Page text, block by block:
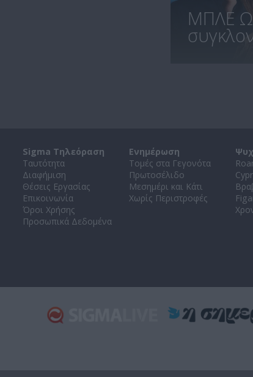
ΜΠΛΕ
Sigma Τηλεόραση
Ταυτότητα
Διαφήμιση
Θέσεις Εργασίας
Επικοινωνία
Όροι Χρήσης
Προσωπικά Δεδομένα
Ενημέρωση
Τομές στα Γεγονότα
Πρωτοσέλιδο
Μεσημέρι και Κάτι
Χωρίς Περιστροφές